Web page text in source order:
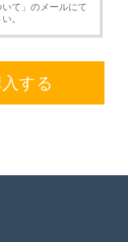
て」のメールにて
。
する